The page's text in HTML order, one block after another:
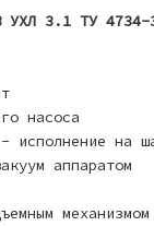
УХЛ 3.1 ТУ 4734-
насоса
исполнение на
аппаратом
механизмом